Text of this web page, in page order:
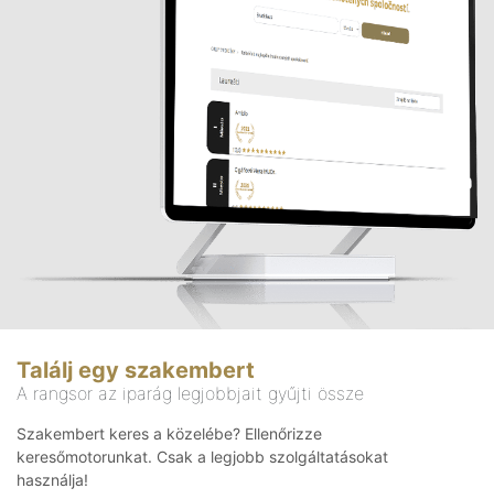
Találj egy szakembert
A rangsor az iparág legjobbjait gyűjti össze
Szakembert keres a közelébe? Ellenőrizze
keresőmotorunkat. Csak a legjobb szolgáltatásokat
használja!